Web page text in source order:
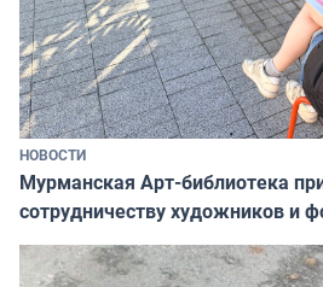
НОВОСТИ
Мурманская Арт-библиотека
сотрудничеству художников и